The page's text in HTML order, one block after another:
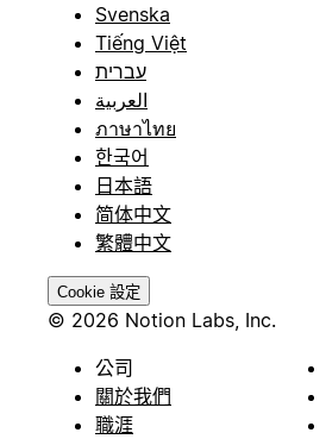
Svenska
Tiếng Việt
עברית
العربية
ภาษาไทย
한국어
日本語
简体中文
繁體中文
Cookie 設定
© 2026 Notion Labs, Inc.
公司
關於我們
職涯